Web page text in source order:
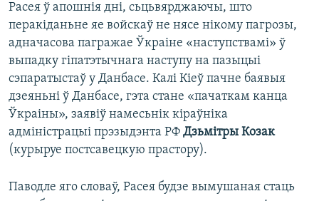
Расея ў апошнія дні, сьцьвярджаючы, што
перакіданьне яе войскаў не нясе нікому пагрозы,
адначасова пагражае Ўкраіне «наступствамі» ў
выпадку гіпатэтычнага наступу на пазыцыі
сэпаратыстаў у Данбасе. Калі Кіеў пачне баявыя
дзеяньні ў Данбасе, гэта стане «пачаткам канца
Ўкраіны», заявіў намесьнік кіраўніка
адміністрацыі прэзыдэнта РФ Дзьмітры Козак
(курыруе постсавецкую прастору).
Паводле яго словаў, Расея будзе вымушаная стаць